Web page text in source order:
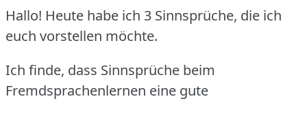
Hallo! Heute habe ich 3 Sinnsprüche, die ich
euch vorstellen möchte.
Ich finde, dass Sinnsprüche beim
Fremdsprachenlernen eine gute